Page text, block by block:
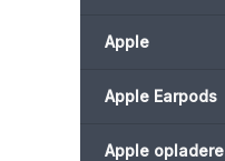
Apple
Apple Earpods
Apple opladere